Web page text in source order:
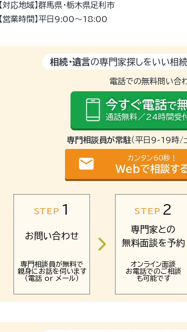
【対応地域】群馬県・栃木県足利市
【営業時間】平日9:00〜18:00
相続・遺言の専門家探しをいい相
電話での無料問い合
今すぐ電話で
通話無料／24時間受
専門相談員が常駐（平日9-19時/
email カンタン60秒！
Webで相談す
STEP 1
お問い合わせ
専門相談員が無料で
親身にお話を伺います
（電話 or メール）
STEP 2
専門家との
無料面談を予約
オンライン面談
お電話でのご相談
も可能です